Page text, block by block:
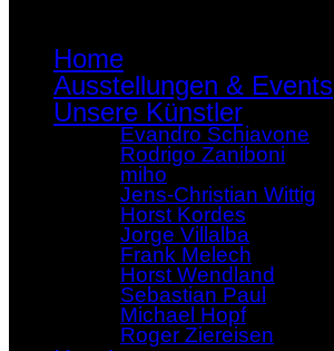
Home
Ausstellungen & Events
Unsere Künstler
Evandro Schiavone
Rodrigo Zaniboni
miho
Jens-Christian Wittig
Horst Kordes
Jorge Villalba
Frank Melech
Horst Wendland
Sebastian Paul
Michael Hopf
Roger Ziereisen